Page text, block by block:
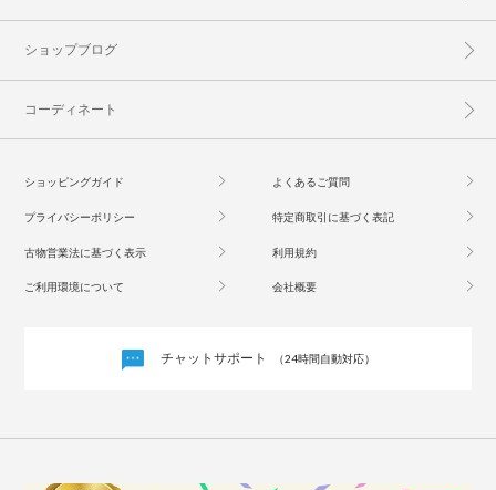
ショップブログ
コーディネート
ショッピングガイド よくあるご質問
プライバシーポリシー 特定商取引に基づく表記
古物営業法に基づく表示 利用規約
ご利用環境について 会社概要
チャットサポート （24時間自動対応）